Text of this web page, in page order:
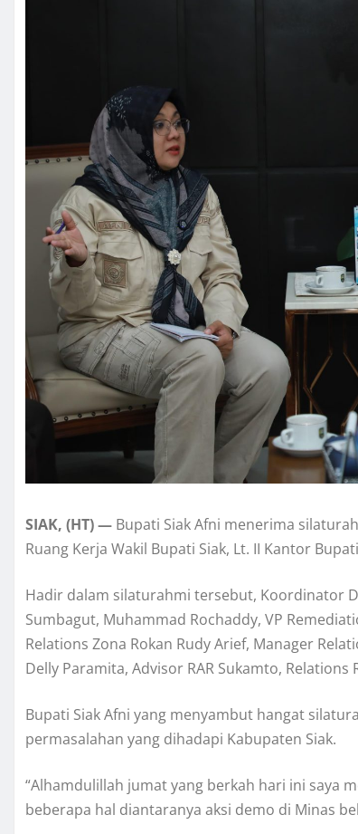
SIAK, (HT) — Bupati Siak Afni menerima
Ruang Kerja Wakil Bupati Siak, Lt. II Kantor
Hadir dalam silaturahmi tersebut, Koordinator
Sumbagut, Muhammad Rochaddy, VP
Relations Zona Rokan Rudy Arief, Manager
Delly Paramita, Advisor RAR Sukamto, Relations
Bupati Siak Afni yang menyambut hangat
permasalahan yang dihadapi Kabupaten Siak.
“Alhamdulillah jumat yang berkah hari ini saya
beberapa hal diantaranya aksi demo di Minas